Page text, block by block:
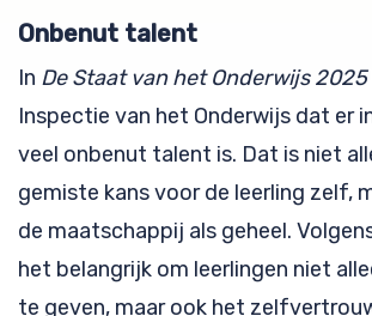
Onbenut talent
In De Staat van het Onderwijs 2025
Inspectie van het Onderwijs dat er
veel onbenut talent is. Dat is niet
gemiste kans voor de leerling zelf,
de maatschappij als geheel.
het belangrijk om leerlingen niet
te geven, maar ook het